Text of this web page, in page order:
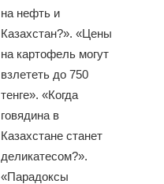
на нефть и
Казахстан?». «Цены
на картофель могут
взлететь до 750
тенге». «Когда
говядина в
Казахстане станет
деликатесом?».
«Парадоксы